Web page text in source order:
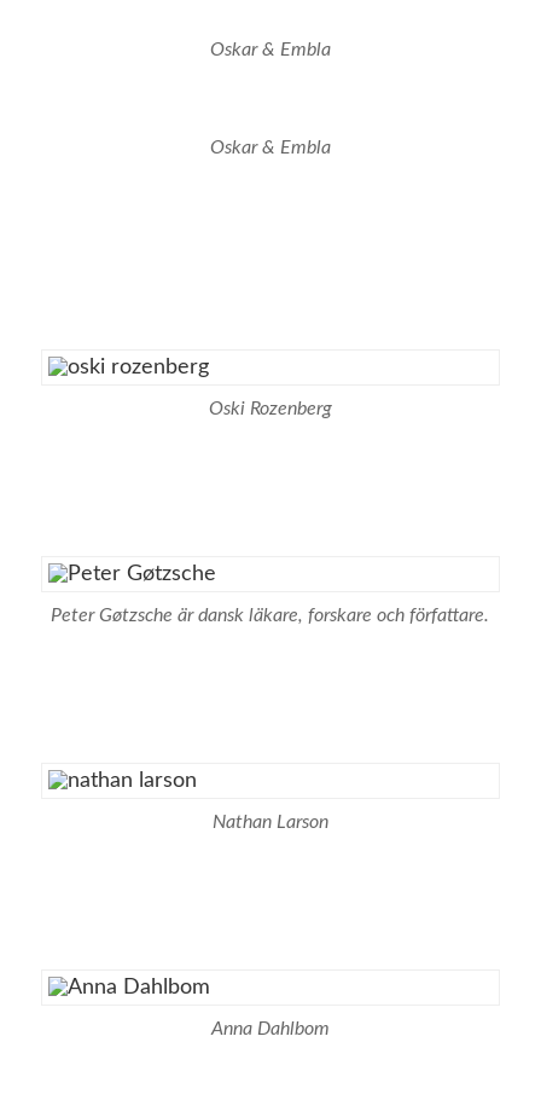
Oskar & Embla
Oskar & Embla
Oski Rozenberg
Peter Gøtzsche är dansk läkare, forskare och författare.
Nathan Larson
Anna Dahlbom